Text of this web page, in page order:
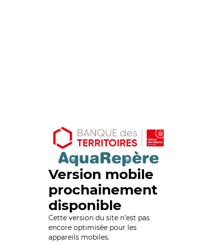
Version mobile
prochainement
disponible
Cette version du site n’est pas
encore optimisée pour les
appareils mobiles.